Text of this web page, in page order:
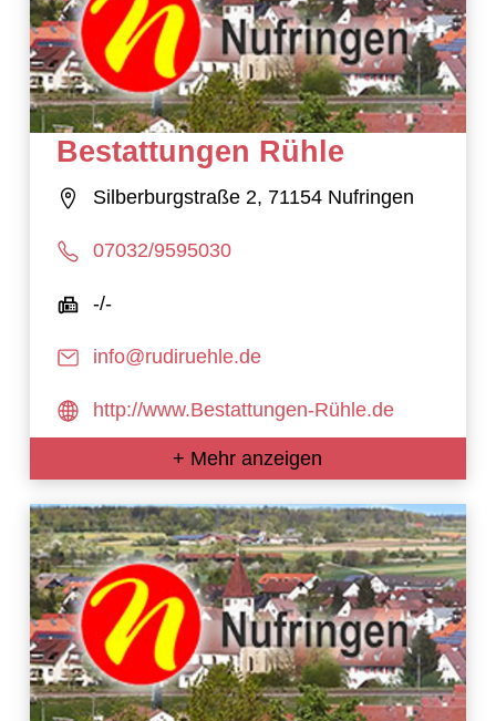
Bestattungen Rühle
Silberburgstraße 2, 71154 Nufringen
07032/9595030
-/-
info@rudiruehle.de
http://www.Bestattungen-Rühle.de
+ Mehr anzeigen